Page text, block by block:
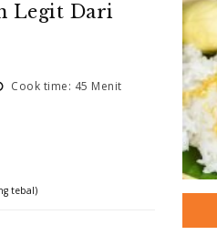
Legit Dari
Cook time: 45 Menit
tebal)